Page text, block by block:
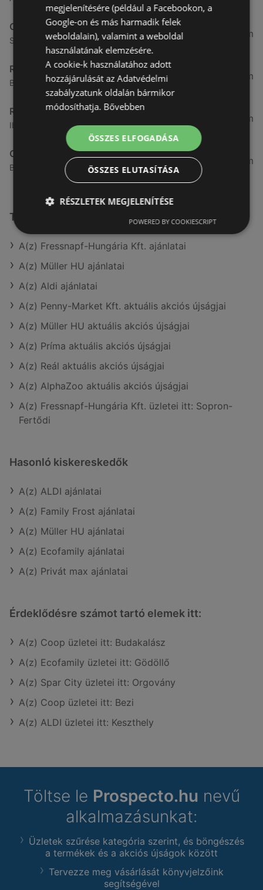
CBA
Somfalvi u. 14., 9400 Sopron
3,31 km
Reál
Besenyő u. 16., 9400 Sopron
3,32 km
Reál
Ibolya út 15., 9400 Sopron
3,41 km
CBA
Bánfalvi u. 14, 9400 Sopron
3,58 km
További linkek
A(z) Fressnapf-Hungária Kft. ajánlatai
A(z) Müller HU ajánlatai
A(z) Aldi ajánlatai
A(z) Penny-Market Kft. aktuális akciós újságjai
A(z) Müller HU aktuális akciós újságjai
A(z) Príma aktuális akciós újságjai
A(z) Reál aktuális akciós újságjai
A(z) AlphaZoo aktuális akciós újságjai
A(z) Fressnapf-Hungária Kft. üzletei itt: Sopron-
Fertődi
Hasonló kiskereskedők
A(z) ALDI ajánlatai
A(z) Family Frost ajánlatai
A(z) Müller HU ajánlatai
A(z) Ecofamily ajánlatai
A(z) Privát max ajánlatai
Érdeklődésre számot tartó elemek itt:
A(z) Coop üzletei itt: Budakalász
A(z) Ecofamily üzletei itt: Gödöllő
A(z) Spar City üzletei itt: Orgovány
A(z) Coop üzletei itt: Bezi
A(z) ALDI üzletei itt: Keszthely
Töltse le Prospecto.hu nevű
alkalmazásunkat:
Üzletek szűrése kategória szerint, és böngészés
a termékek és a akciós újságok között
Tervezze meg vásárlását könyvjelzőink
segítségével
megjelenítésére (például a Facebookon, a
Google-on és más harmadik felek
weboldalain), valamint a weboldal
használatának elemzésére.
A cookie-k használatához adott
hozzájárulását az Adatvédelmi
szabályzatunk oldalán bármikor
módosíthatja. Bővebben
ÖSSZES ELFOGADÁSA
ÖSSZES ELUTASÍTÁSA
RÉSZLETEK MEGJELENÍTÉSE
POWERED BY COOKIESCRIPT